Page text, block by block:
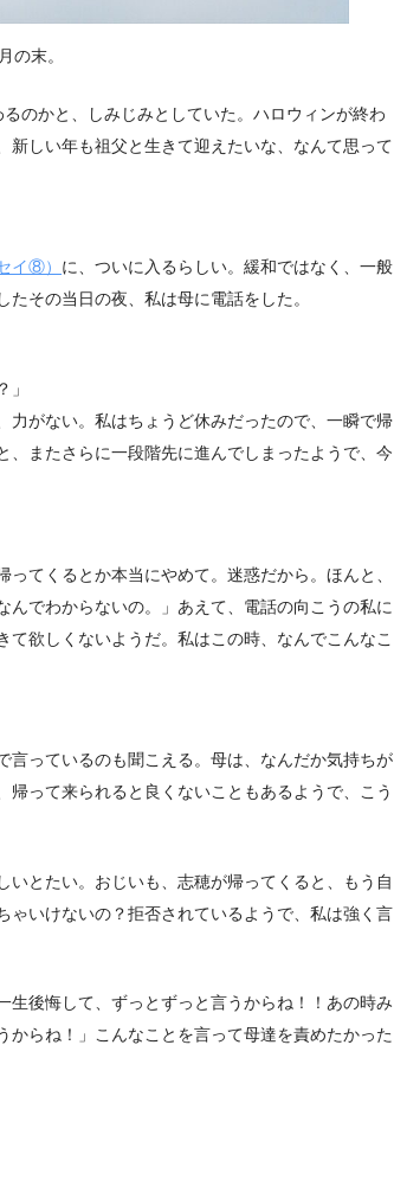
の末。
のかと、しみじみとしていた。ハロウィンが終わ
しい年も祖父と生きて迎えたいな、なんて思って
イ⑧） に、ついに入るらしい。緩和ではなく、一般
その当日の夜、私は母に電話をした。
」
力がない。私はちょうど休みだったので、一瞬で帰
またさらに一段階先に進んでしまったようで、今
てくるとか本当にやめて。迷惑だから。ほんと、
でわからないの。」あえて、電話の向こうの私に
欲しくないようだ。私はこの時、なんでこんなこ
っているのも聞こえる。母は、なんだか気持ちが
って来られると良くないこともあるようで、こう
いとたい。おじいも、志穂が帰ってくると、もう自
いけないの？拒否されているようで、私は強く言
生後悔して、ずっとずっと言うからね！！あの時み
らね！」こんなことを言って母達を責めたかった